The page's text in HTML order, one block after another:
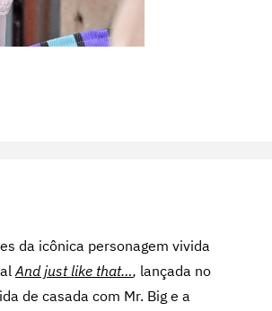
da icônica personagem vivida
And just like that…, lançada no
de casada com Mr. Big e a